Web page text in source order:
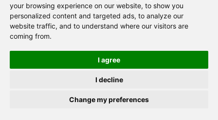
your browsing experience on our website, to show you
personalized content and targeted ads, to analyze our
website traffic, and to understand where our visitors are
coming from.
I agree
I decline
Change my preferences
Konsultantka merytoryczna Mentiway
Zapraszamy na konferencję Mentoring Program
Excellence 15.09.2026r.
Więcej szczegółów